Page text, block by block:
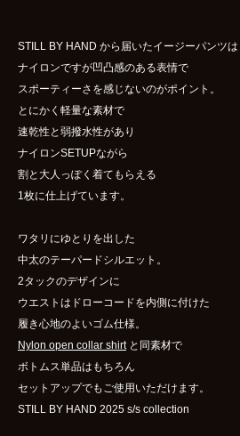
STILL BY HAND から届いたイージーパンツは
ナイロンですが凹凸感のある表情で
スポーティーさを感じないのがポイント。
とにかく軽量な素材で
速乾性と弱撥水性があり
ナイロンSETUPながら
割と大人っぽく着てもらえる
1枚に仕上げています。
ワタリにゆとりを出した
中太のテーパードシルエット。
2タックのデザインに
ウエストはドローコードを内側に付けた
履き心地のよいゴム仕様。
Nylon open collar shirtと同素材で
ボトムス単品はもちろん
セットアップでもご使用いただけます。
STILL BY HAND 2025 s/s collection